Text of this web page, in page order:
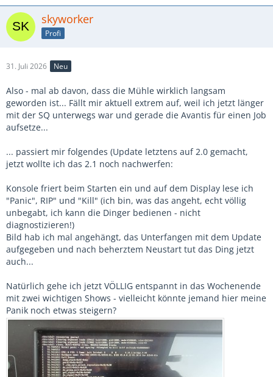
skyworker
Profi
31. Juli 2026 Neu
Also - mal ab davon, dass die Mühle wirklich langsam
geworden ist... Fällt mir aktuell extrem auf, weil ich jetzt länger
mit der SQ unterwegs war und gerade die Avantis für einen Job
aufsetze...
... passiert mir folgendes (Update letztens auf 2.0 gemacht,
jetzt wollte ich das 2.1 noch nachwerfen:
Konsole friert beim Starten ein und auf dem Display lese ich
"Panic", RIP" und "Kill" (ich bin, was das angeht, echt völlig
unbegabt, ich kann die Dinger bedienen - nicht
diagnostizieren!)
Bild hab ich mal angehängt, das Unterfangen mit dem Update
aufgegeben und nach beherztem Neustart tut das Ding jetzt
auch...
Natürlich gehe ich jetzt VÖLLIG entspannt in das Wochenende
mit zwei wichtigen Shows - vielleicht könnte jemand hier meine
Panik noch etwas steigern?